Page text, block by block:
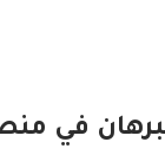
في